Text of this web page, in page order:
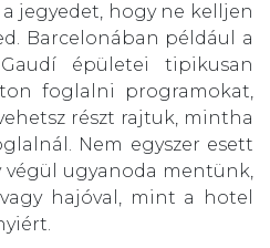
jegyedet, hogy ne kelljen
Barcelonában például a
épületei tipikusan
foglalni programokat,
részt rajtuk, mintha
Nem egyszer esett
végül ugyanoda mentünk,
hajóval, mint a hotel